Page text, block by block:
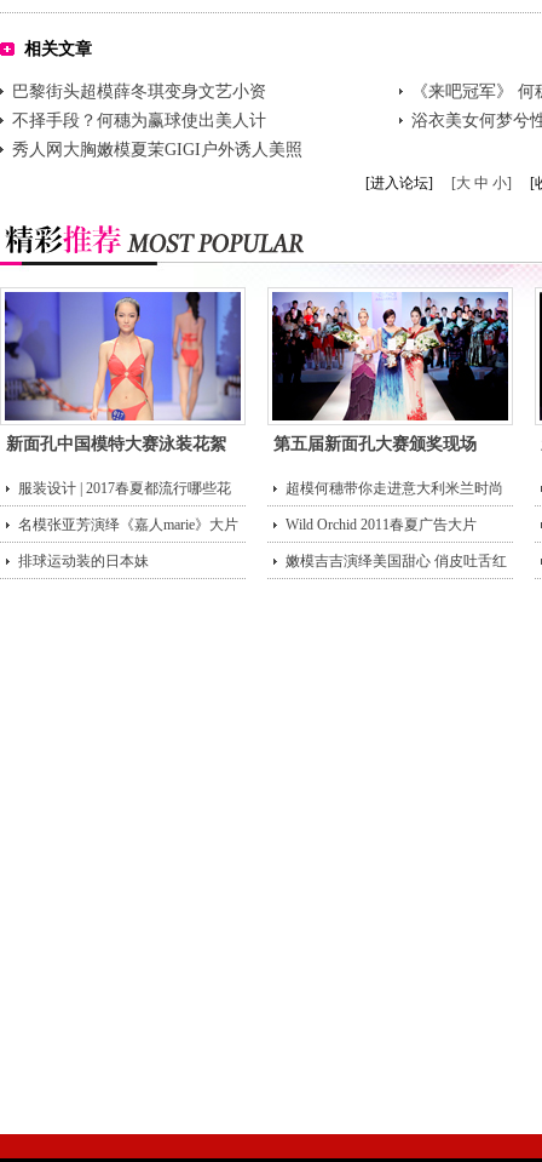
相关文章
巴黎街头超模薛冬琪变身文艺小资
《来吧冠军》
不择手段？何穗为赢球使出美人计
浴衣美女何梦兮
秀人网大胸嫩模夏茉GIGI户外诱人美照
[进入论坛] [大 中 小] [
新面孔中国模特大赛泳装花絮 第五届新面孔大赛颁奖现场
服装设计 | 2017春夏都流行哪些花
型？
超模何穗带你走进意大利米兰时尚
街头
名模张亚芳演绎《嘉人marie》大片 Wild Orchid 2011春夏广告大片
排球运动装的日本妹 嫩模吉吉演绎美国甜心 俏皮吐舌红